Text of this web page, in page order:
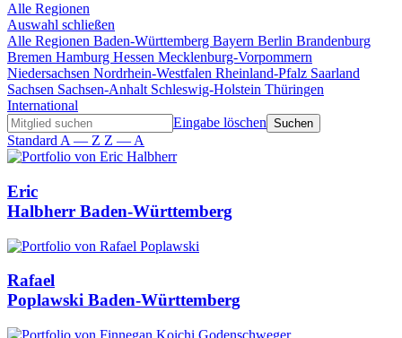
Alle Regionen
Auswahl schließen
Alle Regionen Baden-Württemberg Bayern Berlin Brandenburg
Bremen Hamburg Hessen Mecklenburg-Vorpommern
Niedersachsen Nordrhein-Westfalen Rheinland-Pfalz Saarland
Sachsen Sachsen-Anhalt Schleswig-Holstein Thüringen
International
Eingabe löschen
Standard A — Z Z — A
Eric
Halbherr Baden-Württemberg
Rafael
Poplawski Baden-Württemberg